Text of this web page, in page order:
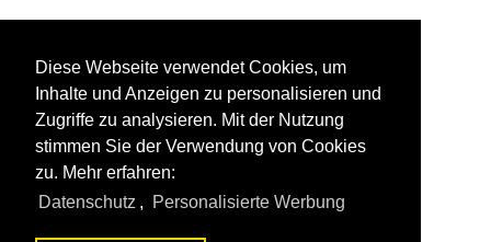
Diese Webseite verwendet Cookies, um
Inhalte und Anzeigen zu personalisieren und
Zugriffe zu analysieren. Mit der Nutzung
stimmen Sie der Verwendung von Cookies
zu. Mehr erfahren:
Datenschutz , Personalisierte Werbung